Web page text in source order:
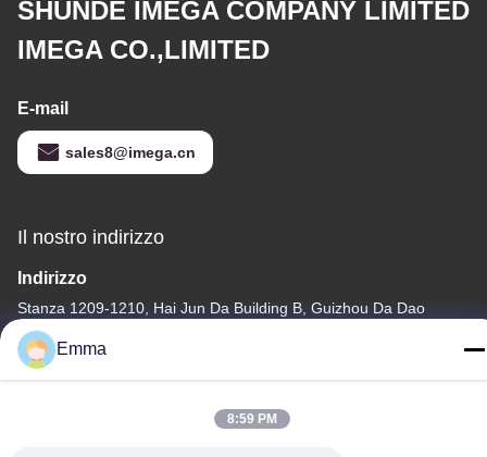
SHUNDE IMEGA COMPANY LIMITED
IMEGA CO.,LIMITED
E-mail
sales8@imega.cn
Il nostro indirizzo
Indirizzo
Stanza 1209-1210, Hai Jun Da Building B, Guizhou Da Dao
Zhong, Ronggui, Shunde, Foshan, Guangdong, Cina
tel
Emma
8:59 PM